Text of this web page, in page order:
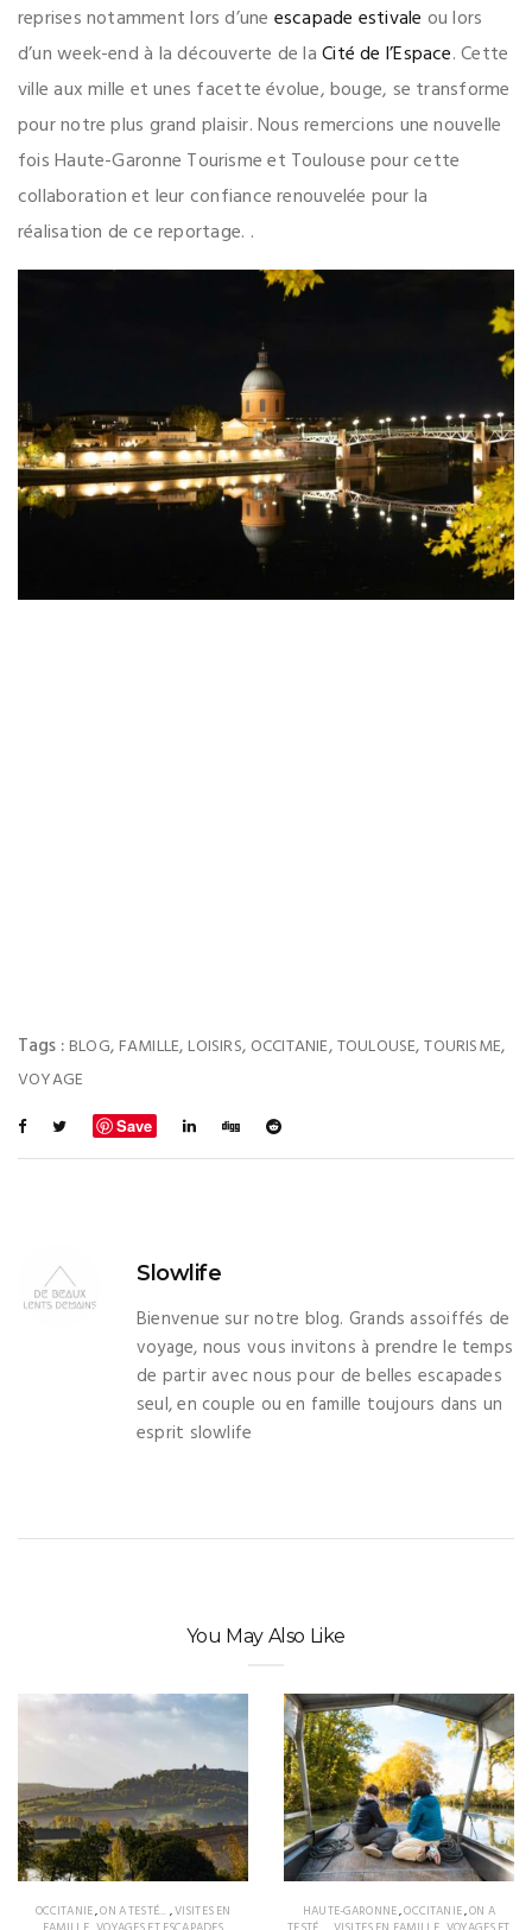
reprises notamment lors d’une escapade estivale ou lors
d’un week-end à la découverte de laCité de l’Espace. Cette
ville aux mille et unes facette évolue, bouge, se transforme
pour notre plus grand plaisir. Nous remercions une nouvelle
fois Haute-Garonne Tourisme et Toulouse pour cette
collaboration et leur confiance renouvelée pour la
réalisation de ce reportage. .
Tags : BLOG, FAMILLE, LOISIRS, OCCITANIE,TOULOUSE,TOURISME,
VOYAGE
Save
Slowlife
Bienvenue sur notre blog. Grands assoiffés de
voyage, nous vous invitons à prendre le temps
de partir avec nous pour de belles escapades
seul, en couple ou en famille toujours dans un
esprit slowlife
You May Also Like
OCCITANIE,ON A TESTÉ... ,VISITES EN
HAUTE-GARONNE,OCCITANIE,ON A